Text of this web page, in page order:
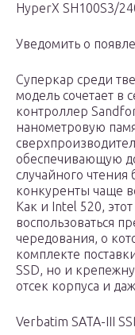
HyperX SH100S3/
Уведомить о
Суперкар среди
модель сочетает в
контроллер
нанометровую
обеспечивающую
случайного
конкуренты чаще
Как и Intel 520,
воспользоваться
чередования, о
комплекте
SSD, но и
отсек корпуса и
Verbatim SATA-III